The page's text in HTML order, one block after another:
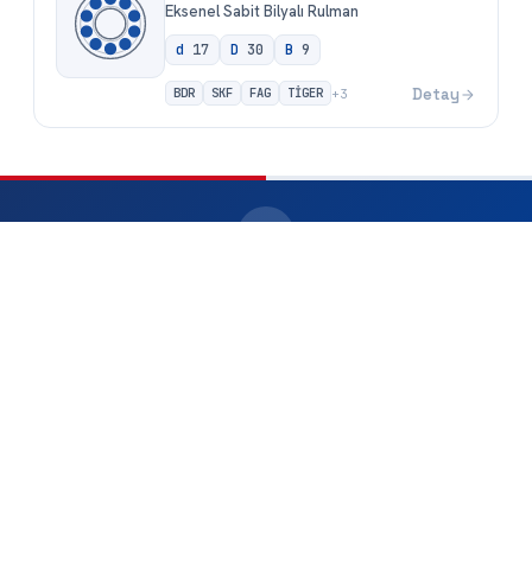
Eksenel Sabit Bilyalı Rulman
d 17 D 30 B 9
BDR SKF FAG TİGER +3 Detay